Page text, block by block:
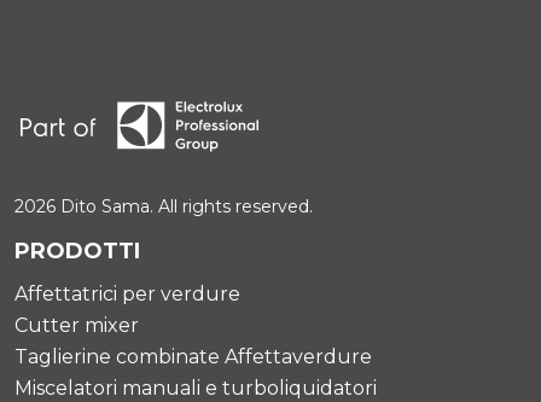
2026 Dito Sama. All rights reserved.
PRODOTTI
Affettatrici per verdure
Cutter mixer
Taglierine combinate Affettaverdure
Miscelatori manuali e turboliquidatori